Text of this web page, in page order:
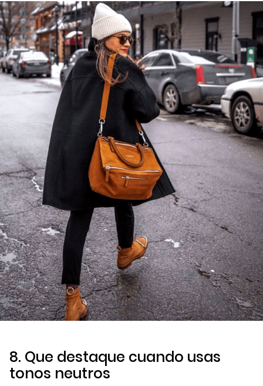
8. Que destaque cuando usas
tonos neutros